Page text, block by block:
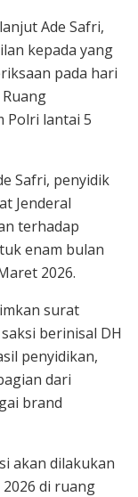
Ade Safri,
kepada yang
pada hari
Polri lantai 5
Safri, penyidik
Jenderal
terhadap
enam bulan
2026.
surat
berinisal DH
penyidikan,
dari
brand
akan dilakukan
di ruang